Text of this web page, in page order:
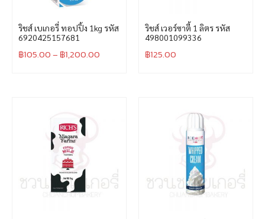
ริชส์ เบเกอรี่ ทอปปิ้ง 1kg รหัส
6920425157681
฿105.00– ฿1,200.00
ริชส์ เวอร์ซาตี้ 1 ลิตร รหัส
498001099336
฿125.00